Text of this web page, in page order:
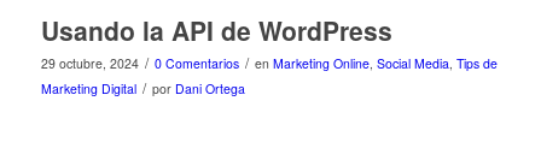
Usando la API de WordPress
29 octubre, 2024 / 0 Comentarios / en Marketing Online, Social Media Tips de
Marketing Digital / por Dani Ortega